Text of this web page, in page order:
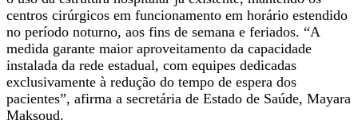
centros cirúrgicos em funcionamento em horário estendido
no período noturno, aos fins de semana e feriados. “A
medida garante maior aproveitamento da capacidade
instalada da rede estadual, com equipes dedicadas
exclusivamente à redução do tempo de espera dos
pacientes”, afirma a secretária de Estado de Saúde, Mayara
Maksoud.